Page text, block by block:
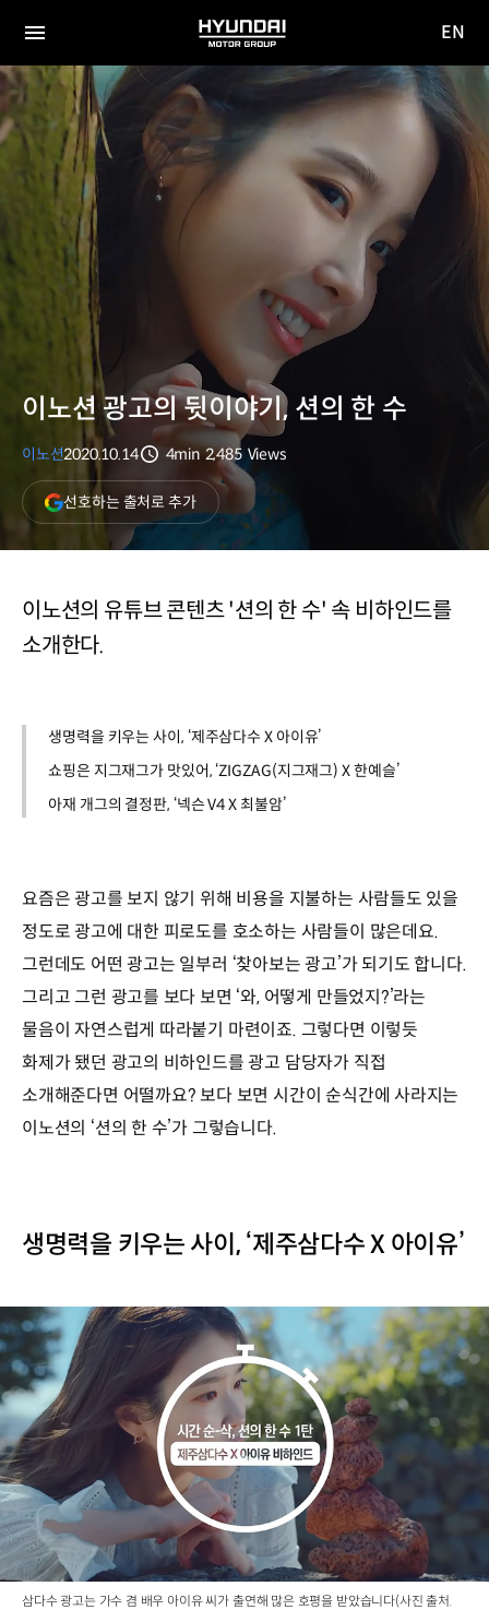
전체
메뉴
HYUNDAI
MOTOR
GROUP
사이
이동
EN
이노션 광고의 뒷이야기, 션의 한 수
이노션2020.10.14
4min
조회수
2,485 Views
선호하는 출처로 추가(새
창
열림)
이노션의 유튜브 콘텐츠 '션의 한 수' 속 비하인드를
소개한다.
생명력을 키우는 사이, ‘제주삼다수 X 아이유’
쇼핑은 지그재그가 맛있어, ‘ZIGZAG(지그재그) X 한예슬’
아재 개그의 결정판, ‘넥슨 V4 X 최불암’
요즘은 광고를 보지 않기 위해 비용을 지불하는 사람들도 있을
정도로 광고에 대한 피로도를 호소하는 사람들이 많은데요.
그런데도 어떤 광고는 일부러 ‘찾아보는 광고’가 되기도 합니다.
그리고 그런 광고를 보다 보면 ‘와, 어떻게 만들었지?’라는
물음이 자연스럽게 따라붙기 마련이죠. 그렇다면 이렇듯
화제가 됐던 광고의 비하인드를 광고 담당자가 직접
소개해준다면 어떨까요? 보다 보면 시간이 순식간에 사라지는
이노션의 ‘션의 한 수’가 그렇습니다.
생명력을 키우는 사이, ‘제주삼다수 X 아이유’
삼다수 광고는 가수 겸 배우 아이유 씨가 출연해 많은 호평을 받았습니다(사진 출처.